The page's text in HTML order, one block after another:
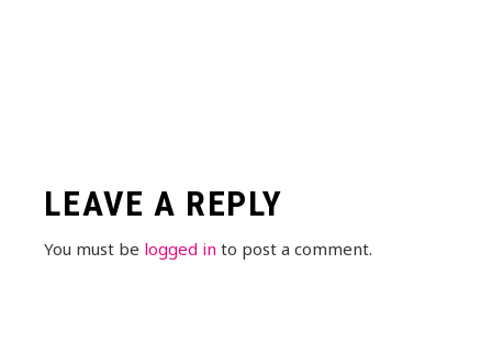
LEAVE A REPLY
You must be logged in to post a comment.